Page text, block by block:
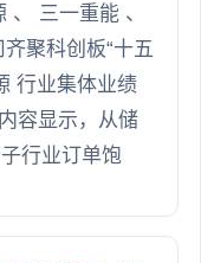
三一重能 、
聚科创板“十五
行业集体业绩
容显示，从储
行业订单饱